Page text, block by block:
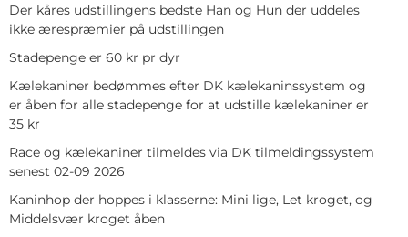
Der kåres udstillingens bedste Han og Hun der uddeles
ikke ærespræmier på udstillingen
Stadepenge er 60 kr pr dyr
Kælekaniner bedømmes efter DK kælekaninssystem og
er åben for alle stadepenge for at udstille kælekaniner er
35 kr
Race og kælekaniner tilmeldes via DK tilmeldingssystem
senest 02-09 2026
Kaninhop der hoppes i klasserne: Mini lige, Let kroget, og
Middelsvær kroget åben